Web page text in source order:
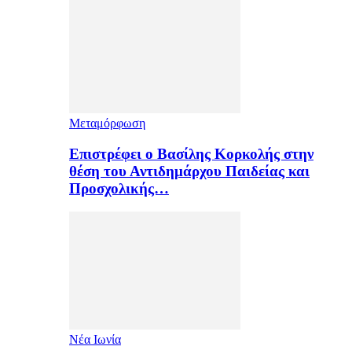
Μεταμόρφωση
Επιστρέφει ο Βασίλης Κορκολής στην
θέση του Αντιδημάρχου Παιδείας και
Προσχολικής…
Νέα Ιωνία